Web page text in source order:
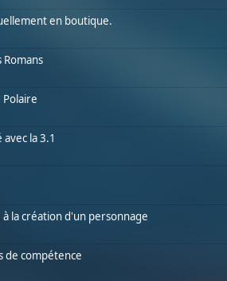
en boutique.
Romans
Polaire
la 3.1
la création d'un personnage
de compétence